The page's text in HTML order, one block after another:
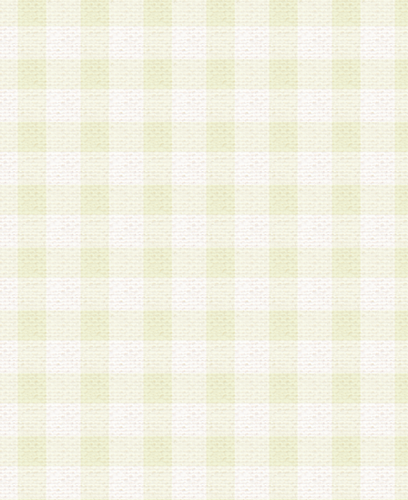
加する際には、前条に基づき当社から付与された
スワードを使用するものとします。
2.登録の際に当社が付与したログインIDおよびパ
の使用に関しては、全て会員本人がその責任を負
3.会員は、当社から付与されたログインIDおよび
貸与、名義変更、売買その他形態を問わず第三者
ならないものとします。
4.当社は、会員によるログインIDおよびパスワー
盗用など第三者の利用に伴う損害の発生について
き事由の有無、その他原因の如何を問わず、一切
のとします。
第5条 会員の登録情報
1.当社は、会員の登録情報に含まれる氏名・住所
アドレス等会員個人を識別できる情報を当社が別
シーポリシー
」に基づき適切に取り扱うものとし
は、当該個人情報を以下の各号に定める目的に利
す。なお、これら事項以外の目的で個人情報を利
かじめ会員の同意を得たうえで利用するものとし